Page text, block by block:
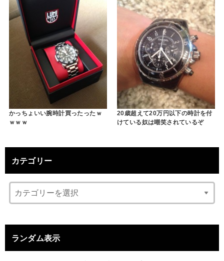
かっちょいい腕時計買ったったｗ
ｗｗｗ
20歳超えて20万円以下の時計を付
けている奴は嘲笑されているぞ
カテゴリー
ランダム表示